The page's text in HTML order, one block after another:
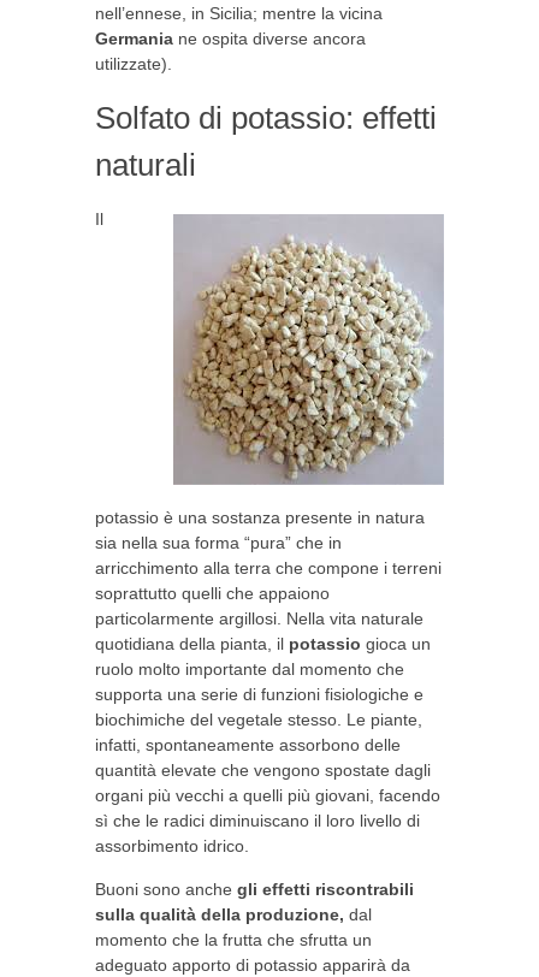
nell’ennese, in Sicilia; mentre la vicina
Germania ne ospita diverse ancora
utilizzate).
Solfato di potassio: effetti
naturali
Il
potassio è una sostanza presente in natura
sia nella sua forma “pura” che in
arricchimento alla terra che compone i terreni
soprattutto quelli che appaiono
particolarmente argillosi. Nella vita naturale
quotidiana della pianta, il potassio gioca un
ruolo molto importante dal momento che
supporta una serie di funzioni fisiologiche e
biochimiche del vegetale stesso. Le piante,
infatti, spontaneamente assorbono delle
quantità elevate che vengono spostate dagli
organi più vecchi a quelli più giovani, facendo
sì che le radici diminuiscano il loro livello di
assorbimento idrico.
Buoni sono anche gli effetti riscontrabili
sulla qualità della produzione, dal
momento che la frutta che sfrutta un
adeguato apporto di potassio apparirà da